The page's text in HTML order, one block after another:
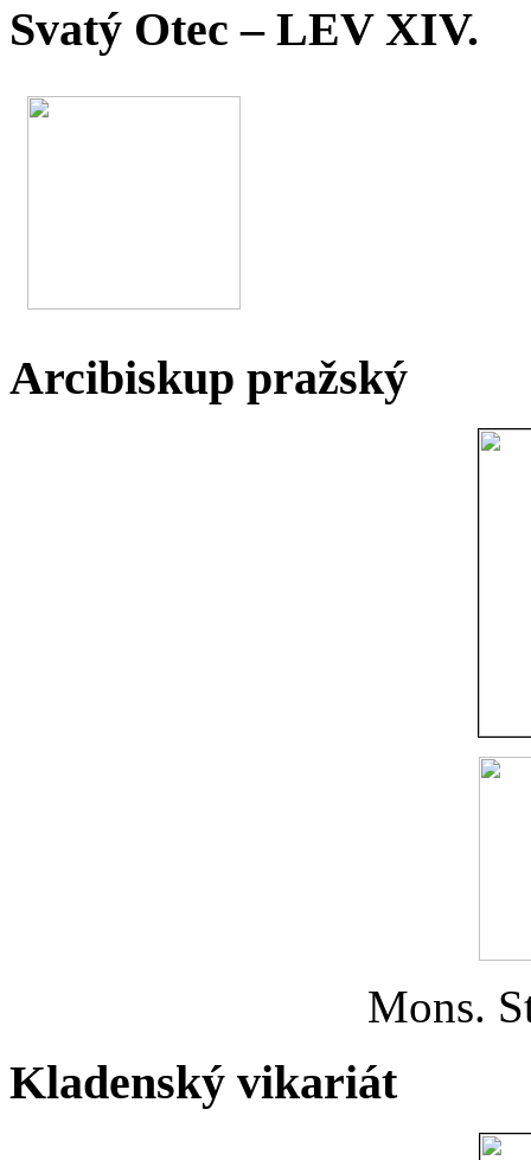
Svatý Otec – LEV XIV.
Arcibiskup pražský
Mons.
Kladenský vikariát